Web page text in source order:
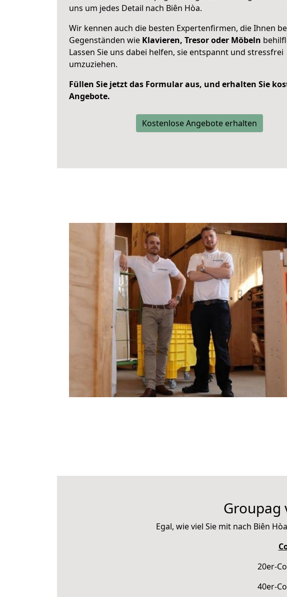
uns um jedes Detail nach Biên Hòa.
Wir kennen auch die besten Expertenfirmen, die Ihnen
Gegenständen wie Klavieren, Tresor oder Möbeln
Lassen Sie uns dabei helfen, sie entspannt und stressfrei
umzuziehen.
Füllen Sie jetzt das Formular aus, und erhalten Sie
Angebote.
Kostenlose Angebote erhalten
Groupag
Egal, wie viel Sie mit nach Biên
20er-
40er-